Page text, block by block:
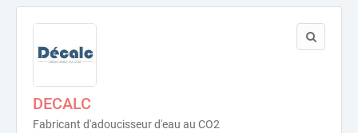
DECALC
Fabricant d'adoucisseur d'eau au CO2